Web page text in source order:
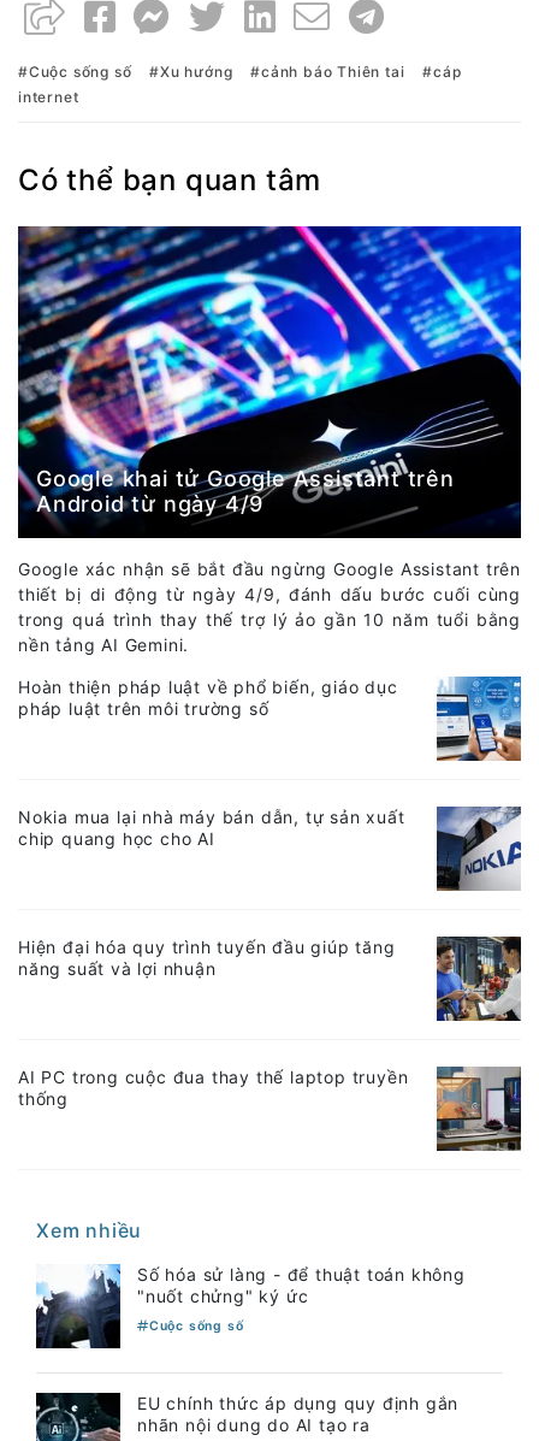
Cuộc sống số Xu hướng cảnh báo Thiên tai
cáp
internet
Có thể bạn quan tâm
Google khai tử Google Assistant trên
Android từ ngày 4/9
Google xác nhận sẽ bắt đầu ngừng Google Assistant trên
thiết bị di động từ ngày 4/9, đánh dấu bước cuối cùng
trong quá trình thay thế trợ lý ảo gần 10 năm tuổi bằng
nền tảng AI Gemini.
Hoàn thiện pháp luật về phổ biến, giáo dục
pháp luật trên môi trường số
Nokia mua lại nhà máy bán dẫn, tự sản xuất
chip quang học cho AI
Hiện đại hóa quy trình tuyến đầu giúp tăng
năng suất và lợi nhuận
AI PC trong cuộc đua thay thế laptop truyền
thống
Xem nhiều
Số hóa sử làng - để thuật toán không
"nuốt chửng" ký ức
Cuộc sống số
EU chính thức áp dụng quy định gắn
nhãn nội dung do AI tạo ra